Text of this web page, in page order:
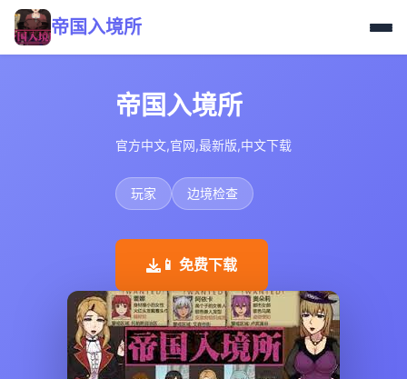
帝国入境所
帝国入境所
官方中文,官网,最新版,中文下载
玩家 边境检查
📱 免费下载